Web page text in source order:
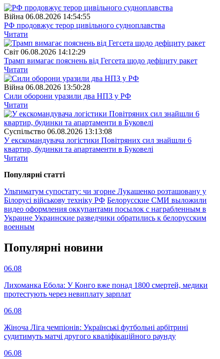
Війна 06.08.2026 14:54:55
РФ продовжує терор цивільного судноплавства
Читати
Свiт 06.08.2026 14:12:29
Трамп вимагає пояснень від Гегсета щодо дефіциту ракет
Читати
Війна 06.08.2026 13:50:28
Сили оборони уразили два НПЗ у РФ
Читати
Суспiльство 06.08.2026 13:13:08
У екскомандувача логістики Повітряних сил знайшли 6
квартир, будинки та апартаменти в Буковелі
Читати
Популярнi статтi
Ультиматум супостату: чи згорне Лукашенко розташовану у
Білорусі військову техніку РФ Белорусские СМИ выложили
видео оформления оккупантами посылок с награбленным в
Украине Украинские разведчики обратились к белорусским
военным
Популярнi новини
06.08
Лихоманка Ебола: У Конго вже понад 1800 смертей, медики
протестують через невиплату зарплат
06.08
Жіноча Ліга чемпіонів: Українські футбольні арбітрині
судитимуть матчі другого кваліфікаційного раунду
06.08